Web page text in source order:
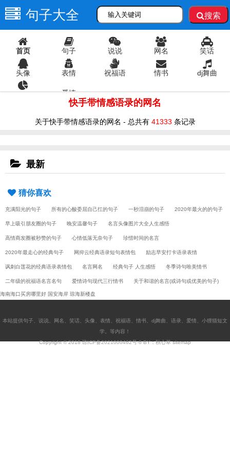
句子大全 搜索
首页 句子 说说 网名 笑话
头像 表情 祝福语 情书 dj舞曲
爱情
快手带情感语录的网名
关于快手带情感语录的网名 - 总共有 41333 条记录
最新
猜你喜欢
充满阳光的句子 所有的心酸委屈自己扛的句子 一秒泪崩的句子 2020年最火的的句子
早上吸引朋友圈的句子 晚安温馨句子 名言头像图片大全人生感悟
高情商发圈被秒赞的句子 心情低落无奈句子 珍惜时间的名言
2020年最走心的经典句子 网抑云经典语录短句表情包 励志早安打卡语录表情
讽刺白莲花的经典语录表情包 名言网名 经典句子 人生感悟 冬季诗句唯美情书
二年级的祝福语名言名句 爱情诗句现代三行情书 关于和谐的名言(或诗句或优美的句子)
海南海口买房哪里好 国安海岸 琼海新楼盘
本站提供句子 说说 网名 笑话 头像 表情 祝福语 情书 dj舞曲 语录 爱情
小狸猫短文
学 。等内容！
Copyright © 2018琼ICP备2021000462号-6BY：秋心草sitemap